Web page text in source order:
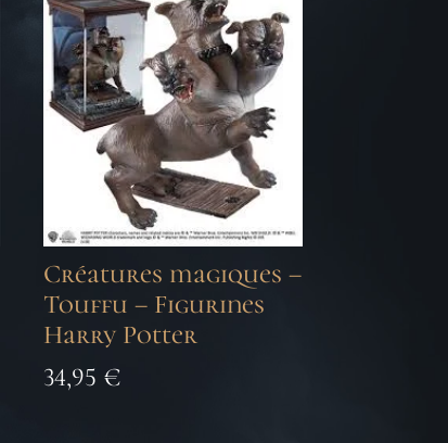
Créatures magiques –
Touffu – Figurines
Harry Potter
34,95 €